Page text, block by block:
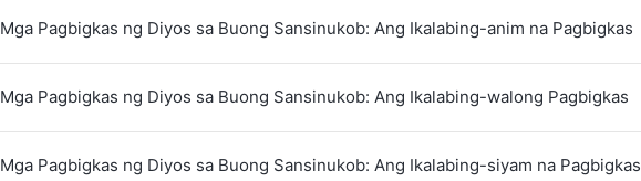
Mga Pagbigkas ng Diyos sa Buong Sansinukob: Ang Ikalabing-anim na Pagbigkas
Mga Pagbigkas ng Diyos sa Buong Sansinukob: Ang Ikalabing-walong Pagbigkas
Mga Pagbigkas ng Diyos sa Buong Sansinukob: Ang Ikalabing-siyam na Pagbigkas